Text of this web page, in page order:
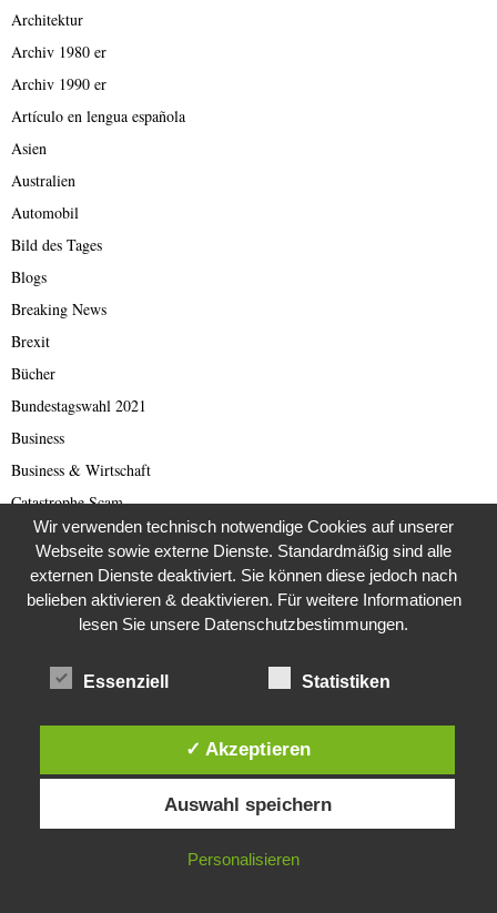
Architektur
Archiv 1980 er
Archiv 1990 er
Artículo en lengua española
Asien
Australien
Automobil
Bild des Tages
Blogs
Breaking News
Brexit
Bücher
Bundestagswahl 2021
Business
Business & Wirtschaft
Catastrophe Scam
China
China Presse
Cold Case
Corona Kriminelle
Covid-19
Damals
DDR
Diese Website verwendet Cookies. Durch die weitere Nutzung dieser
Website stimmst du der Verwendung von Cookies zu.
IN ORDNUNG
Wir verwenden technisch notwendige Cookies auf unserer
Webseite sowie externe Dienste. Standardmäßig sind alle
externen Dienste deaktiviert. Sie können diese jedoch nach
belieben aktivieren & deaktivieren. Für weitere Informationen
lesen Sie unsere Datenschutzbestimmungen.
Essenziell Statistiken
✓ Akzeptieren
Auswahl speichern
Personalisieren